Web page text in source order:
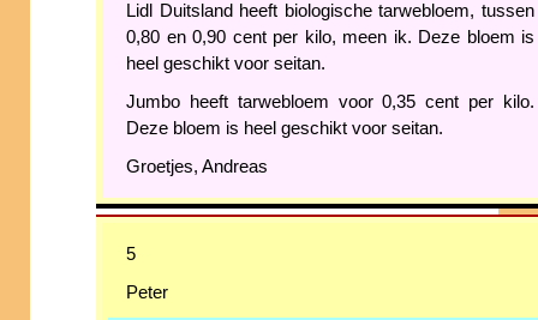
Lidl Duitsland heeft biologische tarwebloem, tussen
0,80 en 0,90 cent per kilo, meen ik. Deze bloem is
heel geschikt voor seitan.
Jumbo heeft tarwebloem voor 0,35 cent per kilo.
Deze bloem is heel geschikt voor seitan.
Groetjes, Andreas
5
Peter